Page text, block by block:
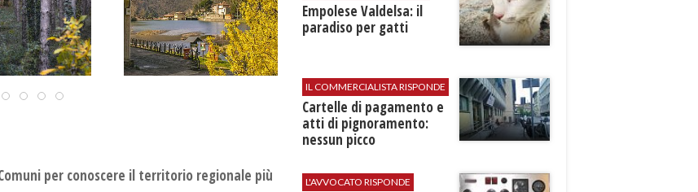
per conoscere il territorio regionale più
Empolese Valdelsa: il
paradiso per gatti
IL COMMERCIALISTA RISPONDE
Cartelle di pagamento e
atti di pignoramento:
nessun picco
L'AVVOCATO RISPONDE